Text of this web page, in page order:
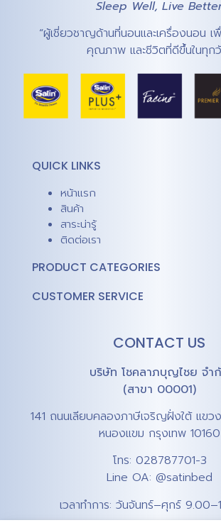
Sleep Well, Live
“ผู้เชี่ยวชาญด้านที่นอนและเครื่องนอน เ
คุณภาพ และชีวิตที่ดีขึ้นในทุก
QUICK LINKS
หน้าแรก
สินค้า
สาระน่ารู้
ติดต่อเรา
PRODUCT CATEGORIES
CUSTOMER SERVICE
CONTACT US
บริษัท โชคลาภบุญไชย จำ
(สาขา 00001)
141 ถนนเลียบคลองภาษีเจริญฝั่งใต้ แขว
หนองแขม กรุงเทพ 10160
โทร: 028787701-3
Line OA: @satinbed
เวลาทำการ: วันจันทร์–ศุกร์